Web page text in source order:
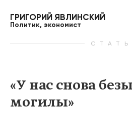
ГРИГОРИЙ ЯВЛИНСКИЙ
Политик, экономист
«У нас снова
могилы»